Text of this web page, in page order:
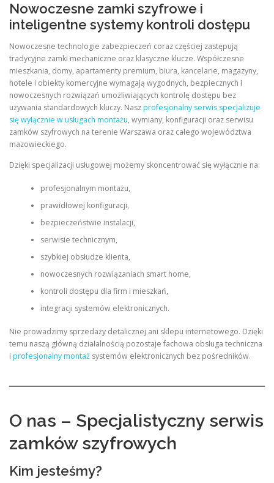
Nowoczesne zamki szyfrowe i
inteligentne systemy kontroli dostępu
Nowoczesne technologie zabezpieczeń coraz częściej zastępują
tradycyjne zamki mechaniczne oraz klasyczne klucze. Współczesne
mieszkania, domy, apartamenty premium, biura, kancelarie, magazyny,
hotele i obiekty komercyjne wymagają wygodnych, bezpiecznych i
nowoczesnych rozwiązań umożliwiających kontrolę dostępu bez
używania standardowych kluczy. Naszprofesjonalny serwis specjalizuje
się wyłącznie w usługach montażu, wymiany, konfiguracji oraz serwisu
zamków szyfrowych na terenie Warszawa oraz całego województwa
mazowieckiego.
Dzięki specjalizacji usługowej możemy skoncentrować się wyłącznie na:
profesjonalnym montażu,
prawidłowej konfiguracji,
bezpieczeństwie instalacji,
serwisie technicznym,
szybkiej obsłudze klienta,
nowoczesnych rozwiązaniach smart home,
kontroli dostępu dla firm i mieszkań,
integracji systemów elektronicznych.
Nie prowadzimy sprzedaży detalicznej ani sklepu internetowego. Dzięki
temu naszą główną działalnością pozostaje fachowa obsługa techniczna
i profesjonalny montaż systemów elektronicznych bez pośredników.
O nas – Specjalistyczny serwis
zamków szyfrowych
Kim jesteśmy?